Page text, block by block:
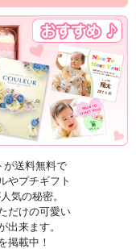
が送料無料で
やプチギフト
気の秘密。
だけの可愛い
出来ます。
掲載中！